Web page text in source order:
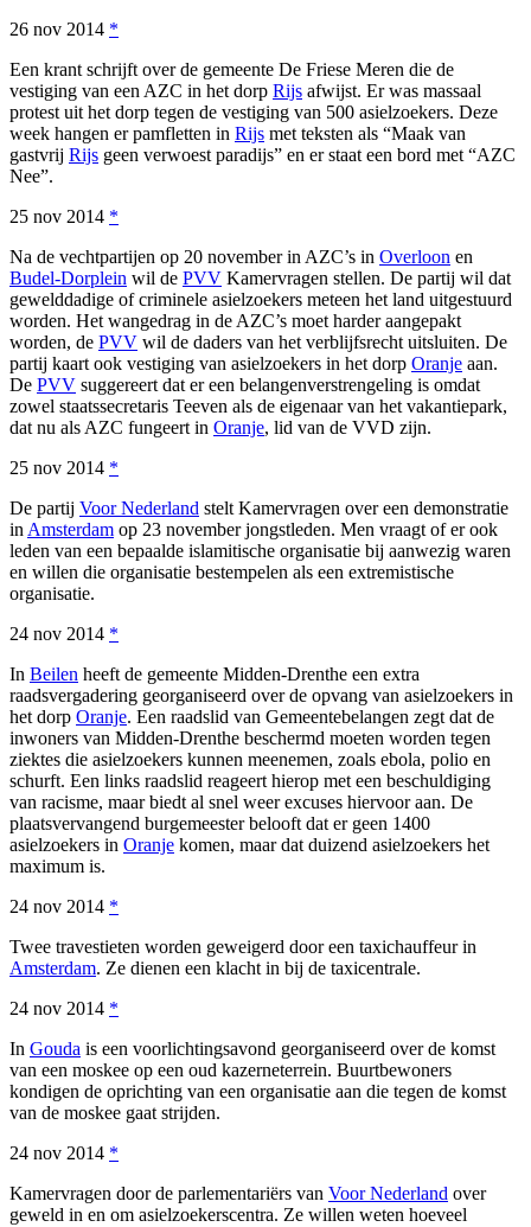
26 nov 2014 *
Een krant schrijft over de gemeente De Friese Meren die de
vestiging van een AZC in het dorp Rijs afwijst. Er was massaal
protest uit het dorp tegen de vestiging van 500 asielzoekers. Deze
week hangen er pamfletten in Rijs met teksten als “Maak van
gastvrij Rijs geen verwoest paradijs” en er staat een bord met “AZC
Nee”.
25 nov 2014 *
Na de vechtpartijen op 20 november in AZC’s in Overloon en
Budel-Dorplein wil de PVV Kamervragen stellen. De partij wil dat
gewelddadige of criminele asielzoekers meteen het land uitgestuurd
worden. Het wangedrag in de AZC’s moet harder aangepakt
worden, de PVV wil de daders van het verblijfsrecht uitsluiten. De
partij kaart ook vestiging van asielzoekers in het dorp Oranje aan.
De PVV suggereert dat er een belangenverstrengeling is omdat
zowel staatssecretaris Teeven als de eigenaar van het vakantiepark,
dat nu als AZC fungeert in Oranje, lid van de VVD zijn.
25 nov 2014 *
De partij Voor Nederland stelt Kamervragen over een demonstratie
in Amsterdam op 23 november jongstleden. Men vraagt of er ook
leden van een bepaalde islamitische organisatie bij aanwezig waren
en willen die organisatie bestempelen als een extremistische
organisatie.
24 nov 2014 *
In Beilen heeft de gemeente Midden-Drenthe een extra
raadsvergadering georganiseerd over de opvang van asielzoekers in
het dorp Oranje. Een raadslid van Gemeentebelangen zegt dat de
inwoners van Midden-Drenthe beschermd moeten worden tegen
ziektes die asielzoekers kunnen meenemen, zoals ebola, polio en
schurft. Een links raadslid reageert hierop met een beschuldiging
van racisme, maar biedt al snel weer excuses hiervoor aan. De
plaatsvervangend burgemeester belooft dat er geen 1400
asielzoekers in Oranje komen, maar dat duizend asielzoekers het
maximum is.
24 nov 2014 *
Twee travestieten worden geweigerd door een taxichauffeur in
Amsterdam. Ze dienen een klacht in bij de taxicentrale.
24 nov 2014 *
In Gouda is een voorlichtingsavond georganiseerd over de komst
van een moskee op een oud kazerneterrein. Buurtbewoners
kondigen de oprichting van een organisatie aan die tegen de komst
van de moskee gaat strijden.
24 nov 2014 *
Kamervragen door de parlementariërs van Voor Nederland over
geweld in en om asielzoekerscentra. Ze willen weten hoeveel